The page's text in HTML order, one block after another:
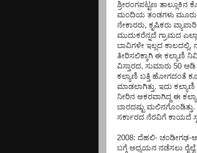
ಶ್ರೀರಂಗಪಟ್ಟಣ ತಾಲ್ಲೂಕಿನ
ಮಂದಿಯ ತಂಡಗಳು ಮೂರು
ನೇಕಾರರು, ಕೃಷಿಕರು
ಮುದುಕರೆನ್ನದೆ ಗ್ರಾಮದ
ಬಾವಿಗಳೇ ಇಲ್ಲದ
ತೀರಿಸಲಿಕ್ಕಾಗಿ ಈ ಕಲ್ಯಾಣಿ
ವಿಸ್ತಾರದ, ಸುಮಾರು 50
ಕಲ್ಯಾಣಿ ಬತ್ತಿ ಹೋಗದಂತೆ
ಮಾಡಲಾಗಿತ್ತು. ಇದು
ನೀರಿನ ಆಕರವಾಗಿದ್ದ ಈ
ಬಾರದಷ್ಟು
ಸರ್ಕಾರದ ನೆರವಿಗೆ ಕಾಯದೆ
2008: ದೆಹಲಿ- ಚಂಡೀಗಢ-
ಬಗ್ಗೆ ಅಧ್ಯಯನ ನಡೆಸಲು